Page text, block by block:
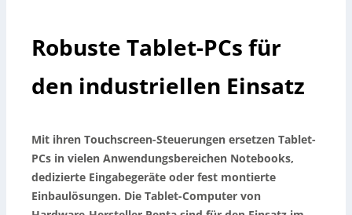
Robuste Tablet-PCs für
den industriellen Einsatz
Mit ihren Touchscreen-Steuerungen ersetzen Tablet-
PCs in vielen Anwendungsbereichen Notebooks,
dedizierte Eingabegeräte oder fest montierte
Einbaulösungen. Die Tablet-Computer von